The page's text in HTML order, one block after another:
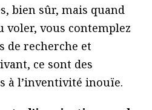
bien sûr, mais quand
voler, vous contemplez
de recherche et
ce sont des
à l’inventivité inouïe.